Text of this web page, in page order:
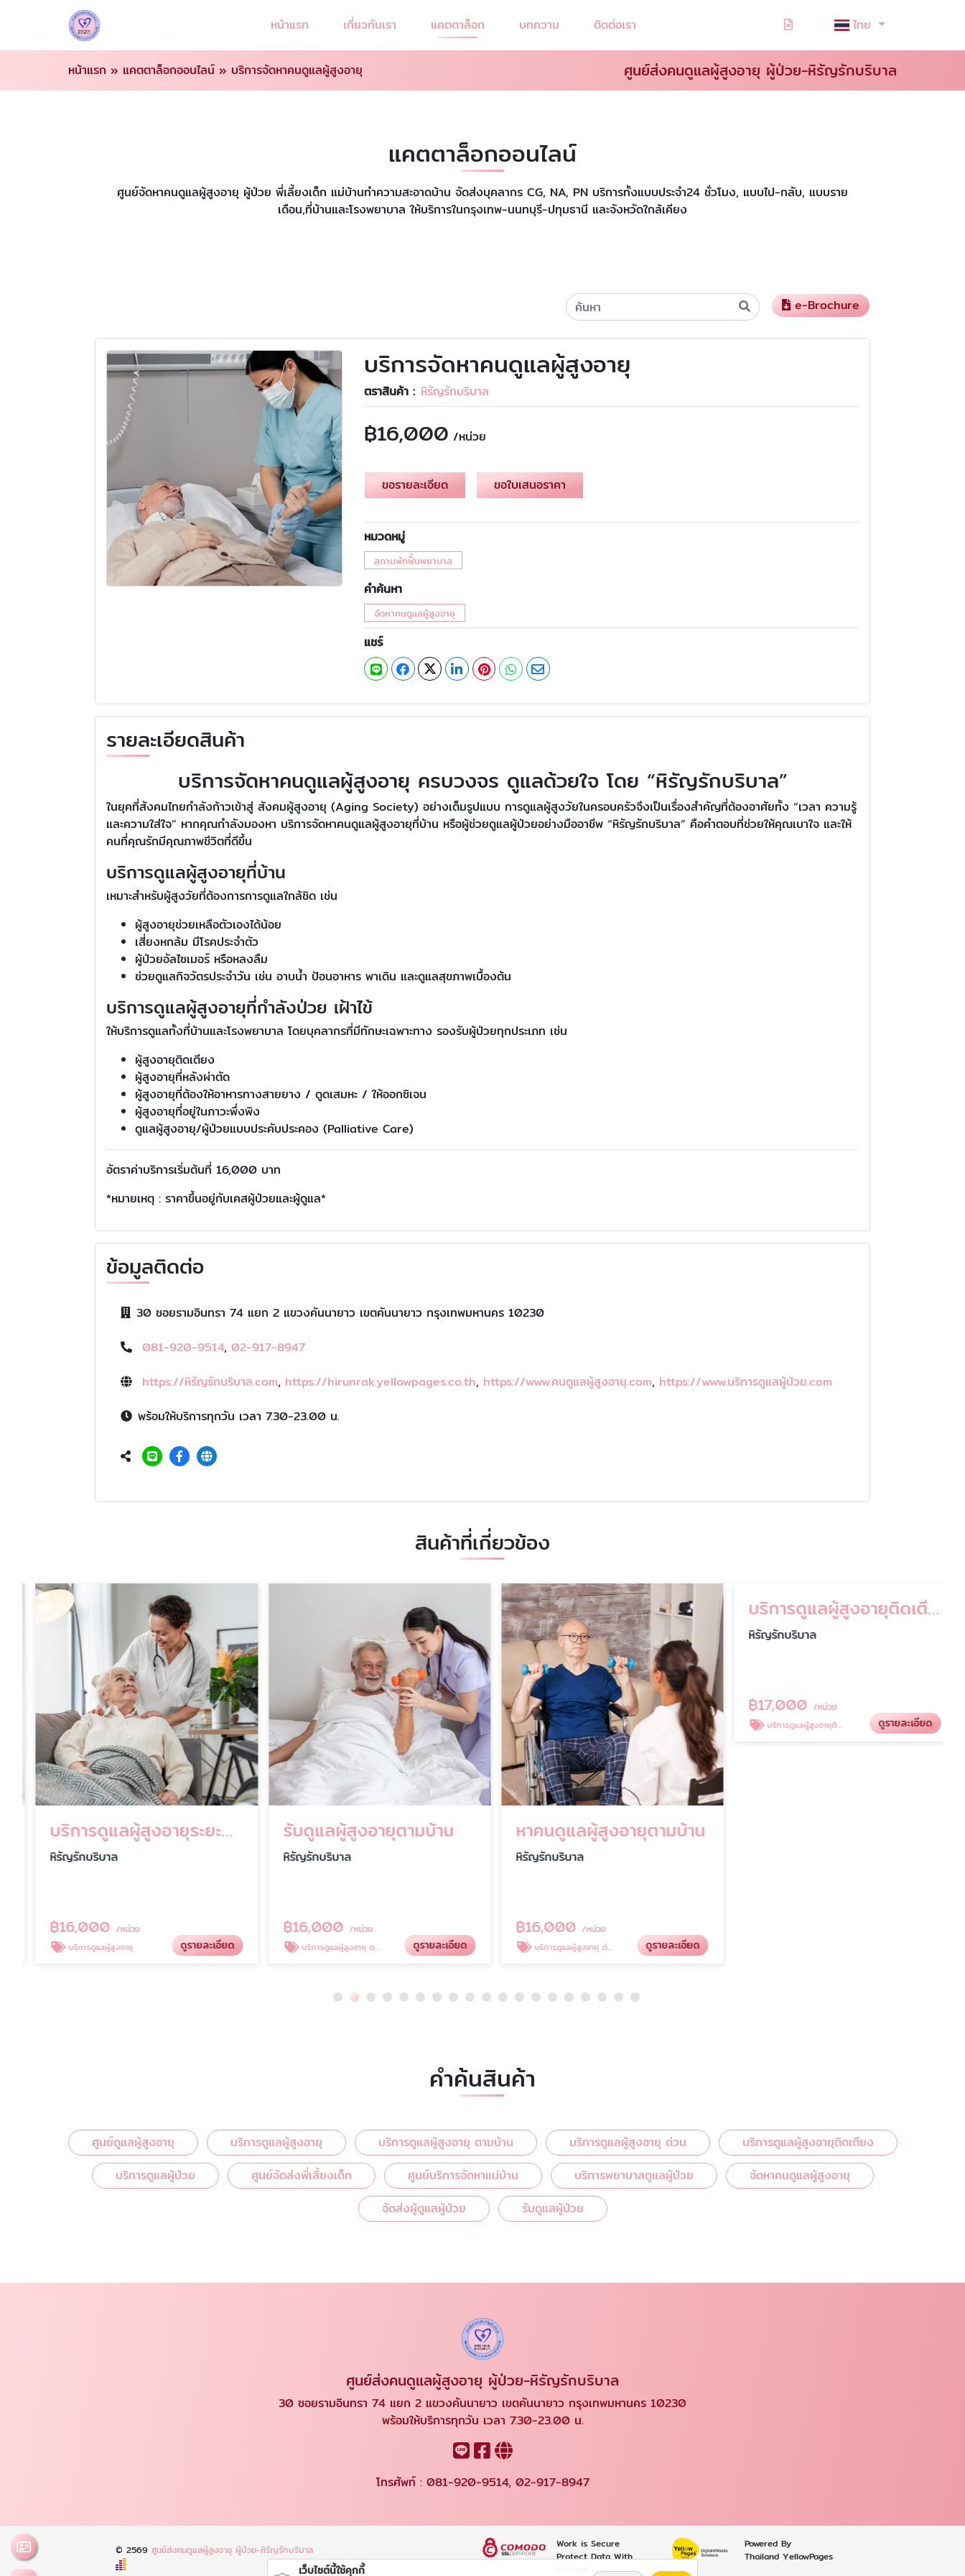
หน้าแรก เกี่ยวกับเรา แคตตาล็อก บทความ ติดต่อเรา ไทย
หน้าแรก » แคตตาล็อกออนไลน์ » บริการจัดหาคนดูแลผู้สูงอายุ ศูนย์ส่งคนดูแลผู้สูงอายุ ผู้ป่วย-หิรัญรักบริบาล
แคตตาล็อกออนไลน์
ศูนย์จัดหาคนดูแลผู้สูงอายุ ผู้ป่วย พี่เลี้ยงเด็ก แม่บ้านทำความสะอาดบ้าน จัดส่งบุคลากร CG, NA, PN บริการทั้งแบบประจำ24 ชั่วโมง, แบบไป-กลับ, แบบราย
เดือน,ที่บ้านและโรงพยาบาล ให้บริการในกรุงเทพ-นนทบุรี-ปทุมธานี และจังหวัดใกล้เคียง
e-Brochure
บริการจัดหาคนดูแลผู้สูงอายุ
ตราสินค้า : หิรัญรักบริบาล
฿16,000 /หน่วย
ขอรายละเอียด ขอใบเสนอราคา
หมวดหมู่
สถานพักฟื้นพยาบาล
คำค้นหา
จัดหาคนดูแลผู้สูงอายุ
แชร์
รายละเอียดสินค้า
บริการจัดหาคนดูแลผู้สูงอายุ ครบวงจร ดูแลด้วยใจ โดย “หิรัญรักบริบาล”
ในยุคที่สังคมไทยกำลังก้าวเข้าสู่ สังคมผู้สูงอายุ (Aging Society) อย่างเต็มรูปแบบ การดูแลผู้สูงวัยในครอบครัวจึงเป็นเรื่องสำคัญที่ต้องอาศัยทั้ง “เวลา ความรู้
และความใส่ใจ” หากคุณกำลังมองหา บริการจัดหาคนดูแลผู้สูงอายุที่บ้าน หรือผู้ช่วยดูแลผู้ป่วยอย่างมืออาชีพ “หิรัญรักบริบาล” คือคำตอบที่ช่วยให้คุณเบาใจ และให้
คนที่คุณรักมีคุณภาพชีวิตที่ดีขึ้น
บริการดูแลผู้สูงอายุที่บ้าน
เหมาะสำหรับผู้สูงวัยที่ต้องการการดูแลใกล้ชิด เช่น
ผู้สูงอายุช่วยเหลือตัวเองได้น้อย
เสี่ยงหกล้ม มีโรคประจำตัว
ผู้ป่วยอัลไซเมอร์ หรือหลงลืม
ช่วยดูแลกิจวัตรประจำวัน เช่น อาบน้ำ ป้อนอาหาร พาเดิน และดูแลสุขภาพเบื้องต้น
บริการดูแลผู้สูงอายุที่กำลังป่วย เฝ้าไข้
ให้บริการดูแลทั้งที่บ้านและโรงพยาบาล โดยบุคลากรที่มีทักษะเฉพาะทาง รองรับผู้ป่วยทุกประเภท เช่น
ผู้สูงอายุติดเตียง
ผู้สูงอายุที่หลังผ่าตัด
ผู้สูงอายุที่ต้องให้อาหารทางสายยาง / ดูดเสมหะ / ให้ออกซิเจน
ผู้สูงอายุที่อยู่ในภาวะพึ่งพิง
ดูแลผู้สูงอายุ/ผู้ป่วยแบบประคับประคอง (Palliative Care)
อัตราค่าบริการเริ่มต้นที่ 16,000 บาท
*หมายเหตุ : ราคาขึ้นอยู่กับเคสผู้ป่วยและผู้ดูแล*
ข้อมูลติดต่อ
30 ซอยรามอินทรา 74 แยก 2 แขวงคันนายาว เขตคันนายาว กรุงเทพมหานคร 10230
081-920-9514, 02-917-8947
https://หิรัญรักบริบาล.com, https://hirunrak.yellowpages.co.th, https://www.คนดูแลผู้สูงอายุ.com, https://www.บริการดูแลผู้ป่วย.com
พร้อมให้บริการทุกวัน เวลา 7.30-23.00 น.
สินค้าที่เกี่ยวข้อง
บริการดูแลผู้สูงอายุระยะยาว
หิรัญรักบริบาล
16,000 /หน่วย
บริการดูแลผู้สูงอายุ ดูรายละเอียด
รับดูแลผู้สูงอายุตามบ้าน
หิรัญรักบริบาล
16,000 /หน่วย
บริการดูแลผู้สูงอายุ ตามบ้าน ดูรายละเอียด
หาคนดูแลผู้สูงอายุตามบ้าน
หิรัญรักบริบาล
16,000 /หน่วย
บริการดูแลผู้สูงอายุ ด่วน ดูรายละเอียด
คำค้นสินค้า
ศูนย์ดูแลผู้สูงอายุ บริการดูแลผู้สูงอายุ บริการดูแลผู้สูงอายุ ตามบ้าน บริการดูแลผู้สูงอายุ ด่วน
บริการดูแลผู้สูงอายุติดเตียง
บริการดูแลผู้ป่วย
ศูนย์จัดส่งพี่เลี้ยงเด็ก ศูนย์บริการจัดหาแม่บ้าน บริการพยาบาลดูแลผู้ป่วย
จัดหาคนดูแลผู้สูงอายุ
จัดส่งผู้ดูแลผู้ป่วย
รับดูแลผู้ป่วย
ศูนย์ส่งคนดูแลผู้สูงอายุ ผู้ป่วย-หิรัญรักบริบาล
30 ซอยรามอินทรา 74 แยก 2 แขวงคันนายาว เขตคันนายาว กรุงเทพมหานคร 10230
พร้อมให้บริการทุกวัน เวลา 7.30-23.00 น.
โทรศัพท์ : 081-920-9514, 02-917-8947
© 2569ศูนย์ส่งคนดูแลผู้สูงอายุ ผู้ป่วย-หิรัญรักบริบาล
Work is Secure
Protect Data With
Powered By
Thailand YellowPages
เว็บไซต์นี้ใช้คุกกี้